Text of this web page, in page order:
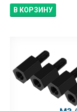
В КОРЗИНУ